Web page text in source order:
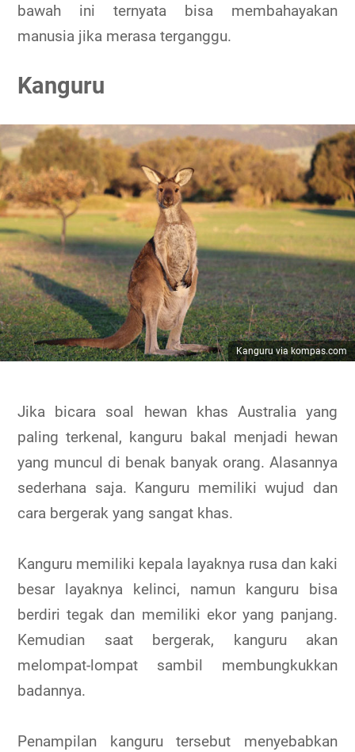
bawah ini ternyata bisa membahayakan
manusia jika merasa terganggu.
Kanguru
Kanguru via kompas.com
Jika bicara soal hewan khas Australia yang
paling terkenal, kanguru bakal menjadi hewan
yang muncul di benak banyak orang. Alasannya
sederhana saja. Kanguru memiliki wujud dan
cara bergerak yang sangat khas.
Kanguru memiliki kepala layaknya rusa dan kaki
besar layaknya kelinci, namun kanguru bisa
berdiri tegak dan memiliki ekor yang panjang.
Kemudian saat bergerak, kanguru akan
melompat-lompat sambil membungkukkan
badannya.
Penampilan kanguru tersebut menyebabkan